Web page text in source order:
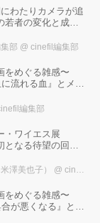
わたりカメラが追
若者の変化と成長
木の実の9年間』
部 @ cinefil編集部
をめぐる雑感〜
流れる血』とメタ
編集部
・ワイエス展
となる待望の回顧
神世界を描く 豊
！
澤美也子） @ cinefil編集部
をめぐる雑感〜
が悪くなる』と宮